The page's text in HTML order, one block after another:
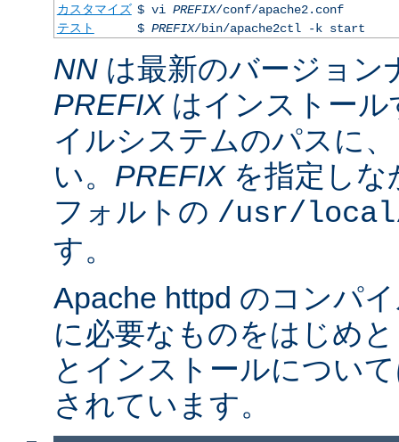
カスタマイズ $ vi PREFIX/conf/apache2.conf
テスト
$ PREFIX/bin/apache2ctl -k start
NN は最新のバージョン
PREFIXはインストール
イルシステムのパスに
い。 PREFIXを指定しな
フォルトの /usr/local/
す。
Apache httpd のコンパ
に必要なものをはじめ
とインストールについ
されています。